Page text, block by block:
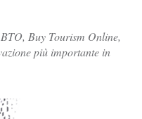
Buy Tourism Online,
più importante in